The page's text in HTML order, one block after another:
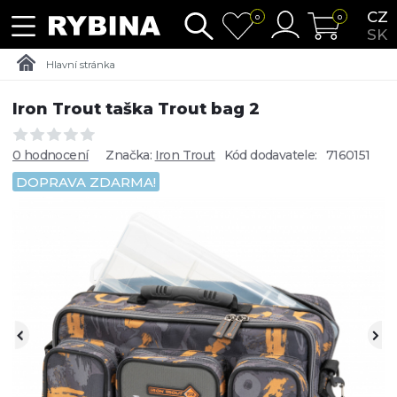
CZ
SK
0 0
Hlavní stránka
Iron Trout taška Trout bag 2
0 hodnocení Značka: Iron Trout Kód dodavatele: 7160151
DOPRAVA ZDARMA!